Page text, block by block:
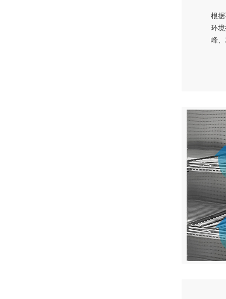
根
环
峰